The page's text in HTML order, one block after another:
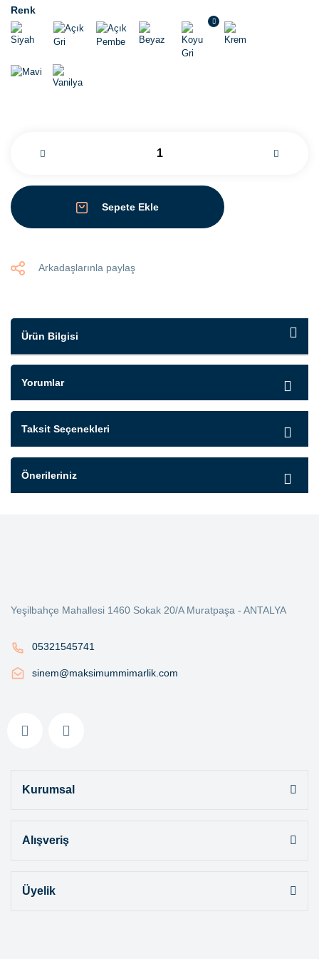
Renk
Sepete Ekle
Arkadaşlarınla paylaş
Ürün Bilgisi
Yorumlar
Taksit Seçenekleri
Önerileriniz
Yeşilbahçe Mahallesi 1460 Sokak 20/A Muratpaşa - ANTALYA
05321545741
sinem@maksimummimarlik.com
Kurumsal
Alışveriş
Üyelik